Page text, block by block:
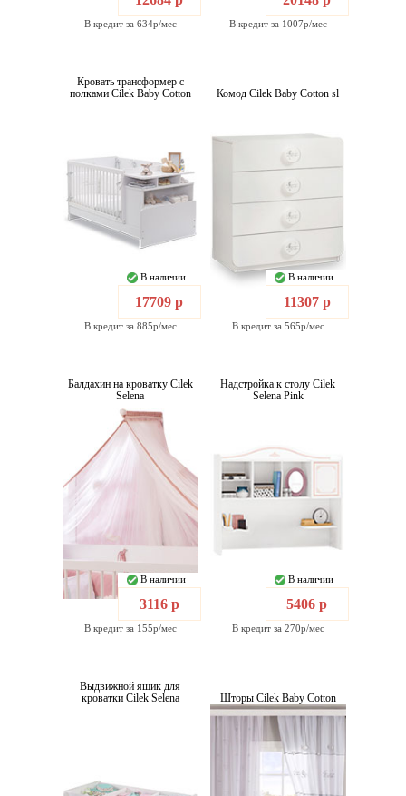
В кредит за 634р/мес В кредит за 1007р/мес
Кровать трансформер с
полками Cilek Baby Cotton
В наличии
17709 р
В кредит за 885р/мес
Комод Cilek Baby Cotton sl
В наличии
11307 р
В кредит за 565р/мес
Балдахин на кроватку Cilek
Selena
В наличии
3116 р
В кредит за 155р/мес
Надстройка к столу Cilek
Selena Pink
В наличии
5406 р
В кредит за 270р/мес
Выдвижной ящик для
кроватки Cilek Selena
Шторы Cilek Baby Cotton